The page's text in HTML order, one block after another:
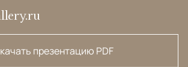
презентацию PDF